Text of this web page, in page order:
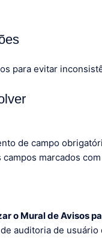
para evitar
de campo
campos marcados
o Mural de Avisos
auditoria de